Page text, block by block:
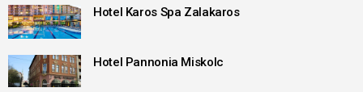
Hotel Karos Spa Zalakaros
Hotel Pannonia Miskolc